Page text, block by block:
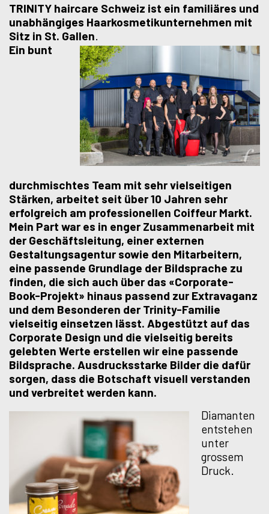
TRINITY haircare Schweiz ist ein familiäres und
unabhängiges Haarkosmetikunternehmen mit
Sitz in St. Gallen.
Ein bunt
durchmischtes Team mit sehr vielseitigen
Stärken, arbeitet seit über 10 Jahren sehr
erfolgreich am professionellen Coiffeur Markt.
Mein Part war es in enger Zusammenarbeit mit
der Geschäftsleitung, einer externen
Gestaltungsagentur sowie den Mitarbeitern,
eine passende Grundlage der Bildsprache zu
finden, die sich auch über das «Corporate-
Book-Projekt» hinaus passend zur Extravaganz
und dem Besonderen der Trinity-Familie
vielseitig einsetzen lässt. Abgestützt auf das
Corporate Design und die vielseitig bereits
gelebten Werte erstellen wir eine passende
Bildsprache. Ausdrucksstarke Bilder die dafür
sorgen, dass die Botschaft visuell verstanden
und verbreitet werden kann.
Diamanten
entstehen
unter
grossem
Druck.